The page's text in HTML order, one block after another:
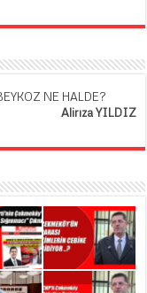
NE HALDE?
Alirıza YILDIZ